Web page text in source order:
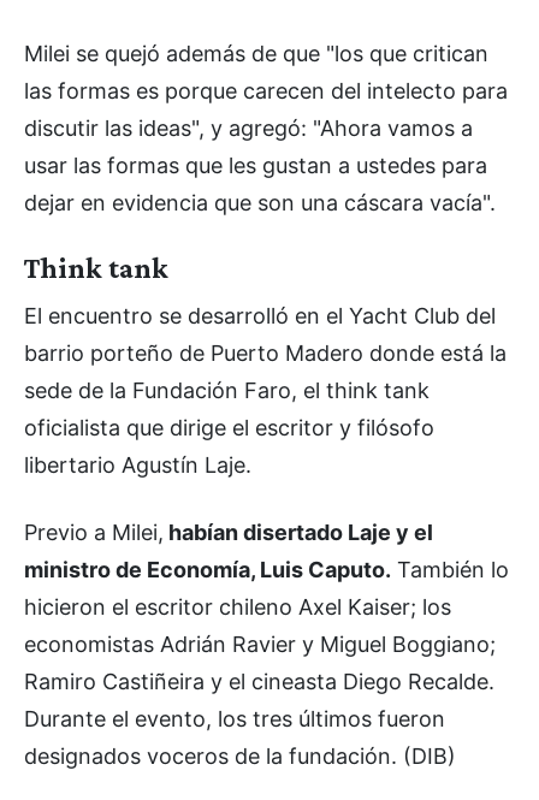
Milei se quejó además de que "los que critican
las formas es porque carecen del intelecto para
discutir las ideas", y agregó: "Ahora vamos a
usar las formas que les gustan a ustedes para
dejar en evidencia que son una cáscara vacía".
Think tank
El encuentro se desarrolló en el Yacht Club del
barrio porteño de Puerto Madero donde está la
sede de la Fundación Faro, el think tank
oficialista que dirige el escritor y filósofo
libertario Agustín Laje.
Previo a Milei, habían disertado Laje y el
ministro de Economía, Luis Caputo. También lo
hicieron el escritor chileno Axel Kaiser; los
economistas Adrián Ravier y Miguel Boggiano;
Ramiro Castiñeira y el cineasta Diego Recalde.
Durante el evento, los tres últimos fueron
designados voceros de la fundación. (DIB)